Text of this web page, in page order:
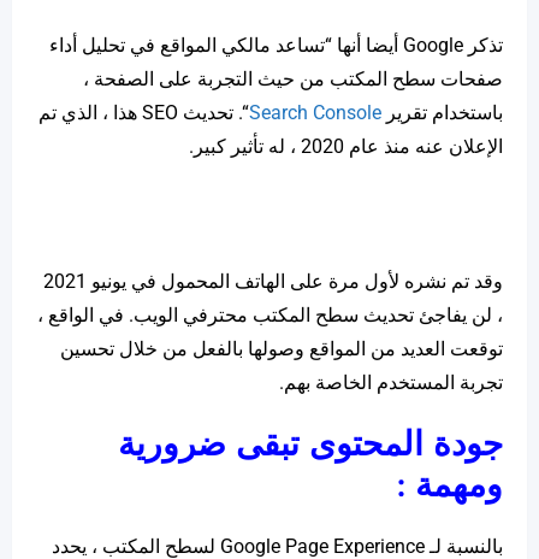
تذكر Google أيضا أنها “تساعد مالكي المواقع في تحليل أداء
صفحات سطح المكتب من حيث التجربة على الصفحة ،
باستخدام تقرير Search Console
“. تحديث SEO هذا ، الذي تم
الإعلان عنه منذ عام 2020 ، له تأثير كبير.
وقد تم نشره لأول مرة على الهاتف المحمول في يونيو 2021
، لن يفاجئ تحديث سطح المكتب محترفي الويب. في الواقع ،
توقعت العديد من المواقع وصولها بالفعل من خلال تحسين
تجربة المستخدم الخاصة بهم.
جودة المحتوى تبقى ضرورية
ومهمة :
بالنسبة لـ Google Page Experience لسطح المكتب ، يحدد